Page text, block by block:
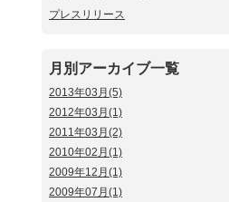
プレスリリース
月別アーカイブ一覧
2013年03月(5)
2012年03月(1)
2011年03月(2)
2010年02月(1)
2009年12月(1)
2009年07月(1)